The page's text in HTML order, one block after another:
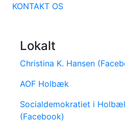
KONTAKT OS
Lokalt
Christina K. Hansen
AOF Holbæk
Socialdemokratiet i
(Facebook)